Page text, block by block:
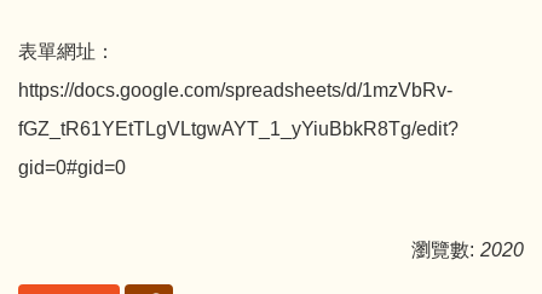
表單網址：
https://docs.google.com/spreadsheets/d/1mzVbRv-
fGZ_tR61YEtTLgVLtgwAYT_1_yYiuBbkR8Tg/edit?
gid=0#gid=0
瀏覽數: 2020